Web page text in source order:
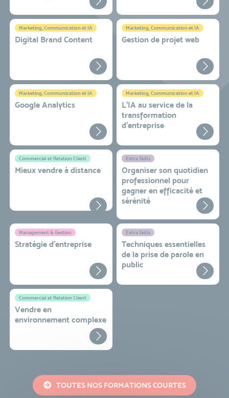
Marketing, Communication et IA
Digital Brand Content
Marketing, Communication et IA
Gestion de projet web
Marketing, Communication et IA
Google Analytics
Marketing, Communication et IA
L'IA au service de la
transformation
d'entreprise
Commercial et Relation Client
Mieux vendre à distance
Extra Skills
Organiser son quotidien
professionnel pour
gagner en efficacité et
sérénité
Management & Gestion
Stratégie d’entreprise
Extra Skills
Techniques essentielles
de la prise de parole en
public
Commercial et Relation Client
Vendre en
environnement complexe
TOUTES NOS FORMATIONS COURTES